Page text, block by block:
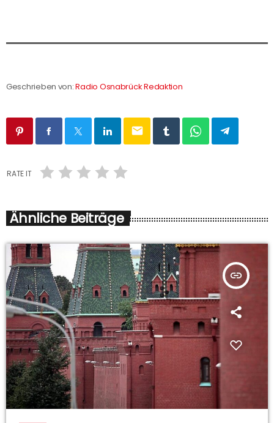
Geschrieben von:Radio Osnabrück Redaktion
email
RATE IT
Ähnliche Beiträge
insert_link